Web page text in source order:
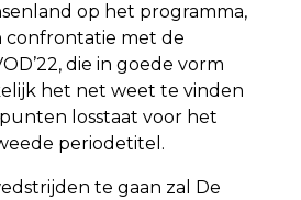
op het programma,
confrontatie met de
die in goede vorm
het net weet te vinden
losstaat voor het
periodetitel.
te gaan zal De